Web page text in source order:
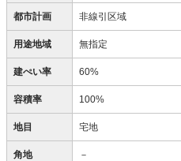
都市計画 非線引区域
用途地域 無指定
建ぺい率 60%
容積率 100%
地目 宅地
角地 －